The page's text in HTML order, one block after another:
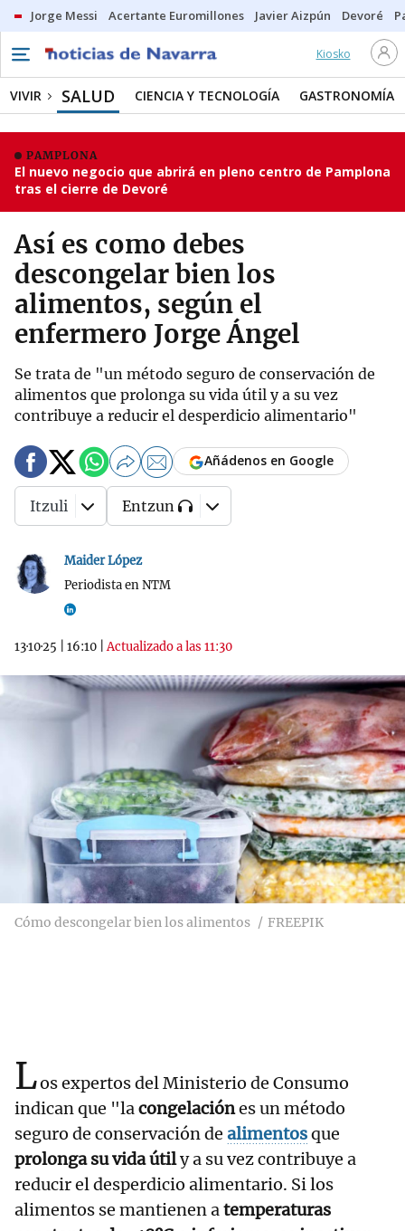
Jorge Messi Acertante Euromillones Javier Aizpún Devoré
Kiosko
VIVIR SALUD CIENCIA Y TECNOLOGÍA GASTRONOMÍA
PAMPLONA
El nuevo negocio que abrirá en pleno centro de Pamplona
tras el cierre de Devoré
Así es como debes
descongelar bien los
alimentos, según el
enfermero Jorge Ángel
Se trata de "un método seguro de conservación de
alimentos que prolonga su vida útil y a su vez
contribuye a reducir el desperdicio alimentario"
Maider López
Periodista en NTM
13·10·25 16:10 |Actualizado a las 11:30
Añádenos en Google
Itzuli Entzun
Cómo descongelar bien los alimentos FREEPIK
Los expertos del Ministerio de Consumo
indican que "lacongelaciónes un método
seguro de conservación de alimentosque
prolonga su vida útily a su vez contribuye a
reducir el desperdicio alimentario. Si los
alimentos se mantienen atemperaturas